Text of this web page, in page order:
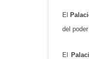
El
del
El